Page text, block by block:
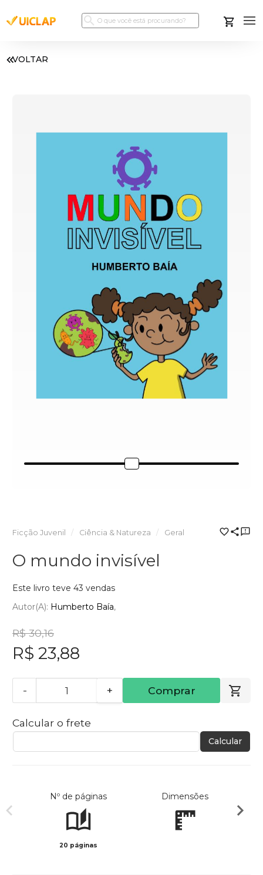
VOLTAR
Ficção Juvenil Ciência & Natureza Geral
O mundo invisível
Este livro teve 43 vendas
Autor(a): Humberto Baía
R$ 30,16
R$ 23,88
- + Comprar
Calcular o frete
Calcular
Nº de páginas
20 páginas
Dimensões